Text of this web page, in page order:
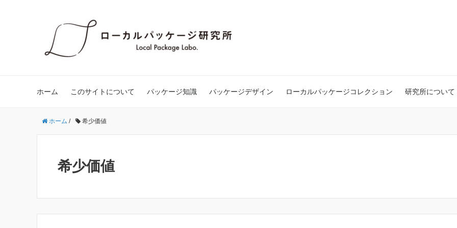
ホーム このサイトについて パッケージ知識 パッケージデザイン ローカルパッケージコレクション 研究所について
ホーム / 希少価値
希少価値